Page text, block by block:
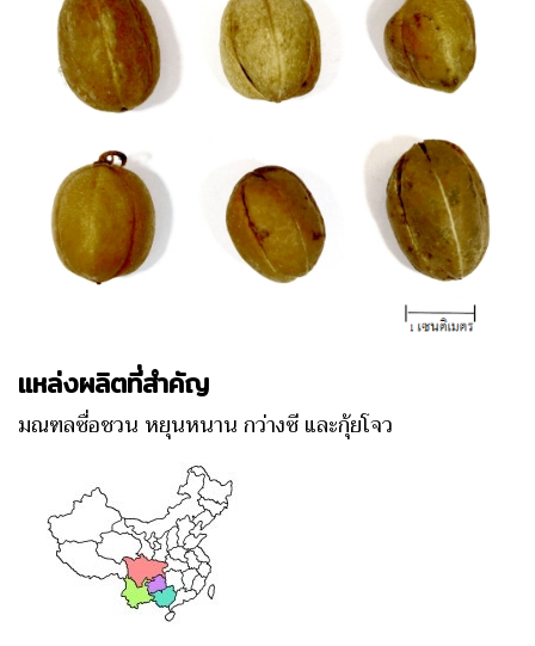
แหล่งผลิตที่สำคัญ
มณฑลซื่อชวน หยุนหนาน กว่างซี และกุ้ยโจว